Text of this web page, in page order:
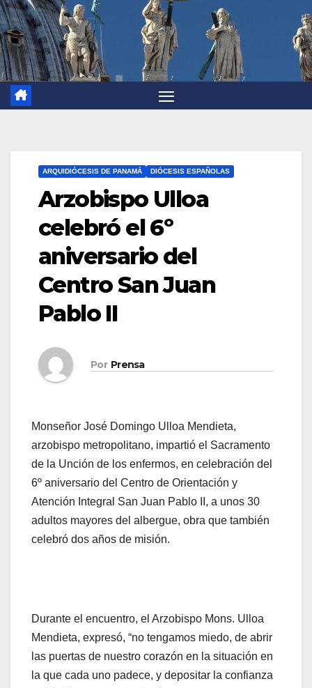
ARQUIDIÓCESIS DE PANAMÁ DIÓCESIS ESPAÑOLAS
Arzobispo Ulloa
celebró el 6º
aniversario del
Centro San Juan
Pablo II
Por Prensa
Monseñor José Domingo Ulloa Mendieta,
arzobispo metropolitano, impartió el Sacramento
de la Unción de los enfermos, en celebración del
6º aniversario del Centro de Orientación y
Atención Integral San Juan Pablo II, a unos 30
adultos mayores del albergue, obra que también
celebró dos años de misión.
Durante el encuentro, el Arzobispo Mons. Ulloa
Mendieta, expresó, “no tengamos miedo, de abrir
las puertas de nuestro corazón en la situación en
la que cada uno padece, y depositar la confianza